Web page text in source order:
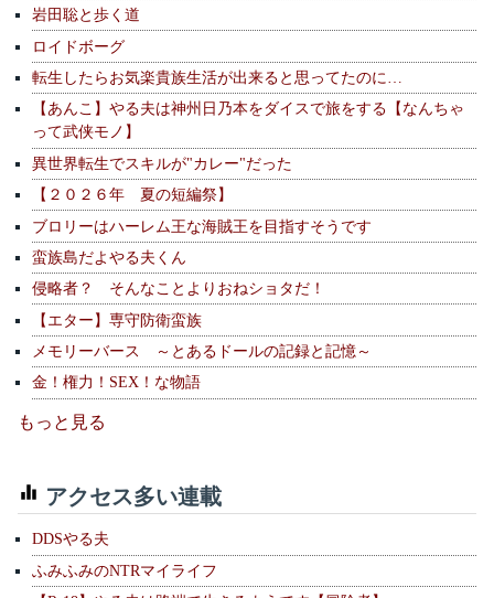
岩田聡と歩く道
ロイドボーグ
転生したらお気楽貴族生活が出来ると思ってたのに…
【あんこ】やる夫は神州日乃本をダイスで旅をする【なんちゃ
って武侠モノ】
異世界転生でスキルが"カレー"だった
【２０２６年 夏の短編祭】
ブロリーはハーレム王な海賊王を目指すそうです
蛮族島だよやる夫くん
侵略者？ そんなことよりおねショタだ！
【エター】専守防衛蛮族
メモリーバース ～とあるドールの記録と記憶～
金！権力！SEX！な物語
もっと見る
アクセス多い連載
DDSやる夫
ふみふみのNTRマイライフ